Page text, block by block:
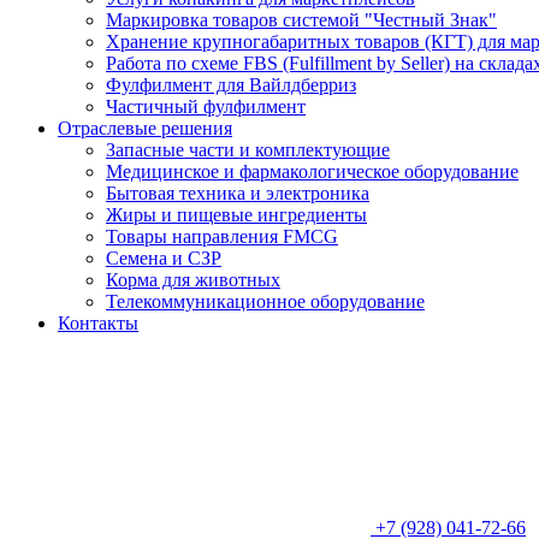
Маркировка товаров системой "Честный Знак"
Хранение крупногабаритных товаров (КГТ) для
Работа по схеме FBS (Fulfillment by Seller) на
Фулфилмент для Вайлдберриз
Частичный фулфилмент
Отраслевые решения
Запасные части и комплектующие
Медицинское и фармакологическое оборудование
Бытовая техника и электроника
Жиры и пищевые ингредиенты
Товары направления FMCG
Семена и СЗР
Корма для животных
Телекоммуникационное оборудование
Контакты
+7 (928) 041-72-66